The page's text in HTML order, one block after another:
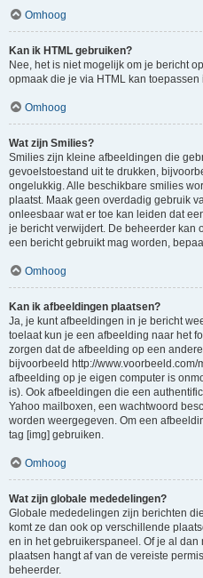
Omhoog
Kan ik HTML gebruiken?
Nee, het is niet mogelijk om je bericht
opmaak die je via HTML kan
Omhoog
Wat zijn Smilies?
Smilies zijn kleine afbeeldingen die
gevoelstoestand uit te drukken,
ongelukkig. Alle beschikbare smilies
plaatst. Maak geen overdadig gebruik
onleesbaar wat er toe kan leiden dat
je bericht verwijdert. De beheerder kan
een bericht gebruikt mag worden,
Omhoog
Kan ik afbeeldingen plaatsen?
Ja, je kunt afbeeldingen in je bericht
toelaat kun je een afbeelding naar het
zorgen dat de afbeelding op een
bijvoorbeeld http://
afbeelding op je eigen computer is
is). Ook afbeeldingen die een
Yahoo mailboxen, een wachtwoord
worden weergegeven. Om een
tag [img] gebruiken.
Omhoog
Wat zijn globale mededelingen?
Globale mededelingen zijn berichten
komt ze dan ook op verschillende
en in het gebruikerspaneel. Of je al
plaatsen hangt af van de vereiste
beheerder.